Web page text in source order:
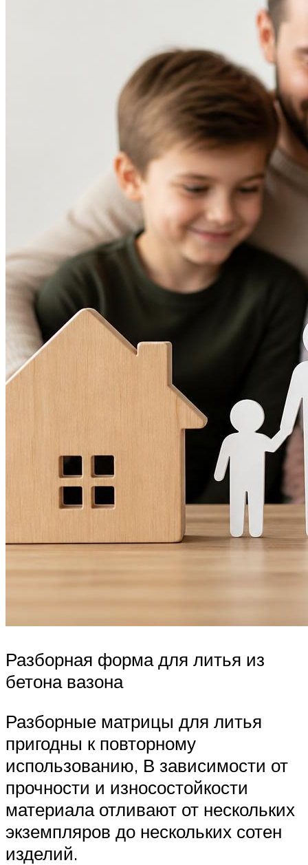
Разборная форма для литья из
бетона вазона
Разборные матрицы для литья
пригодны к повторному
использованию, В зависимости от
прочности и износостойкости
материала отливают от нескольких
экземпляров до нескольких сотен
изделий.